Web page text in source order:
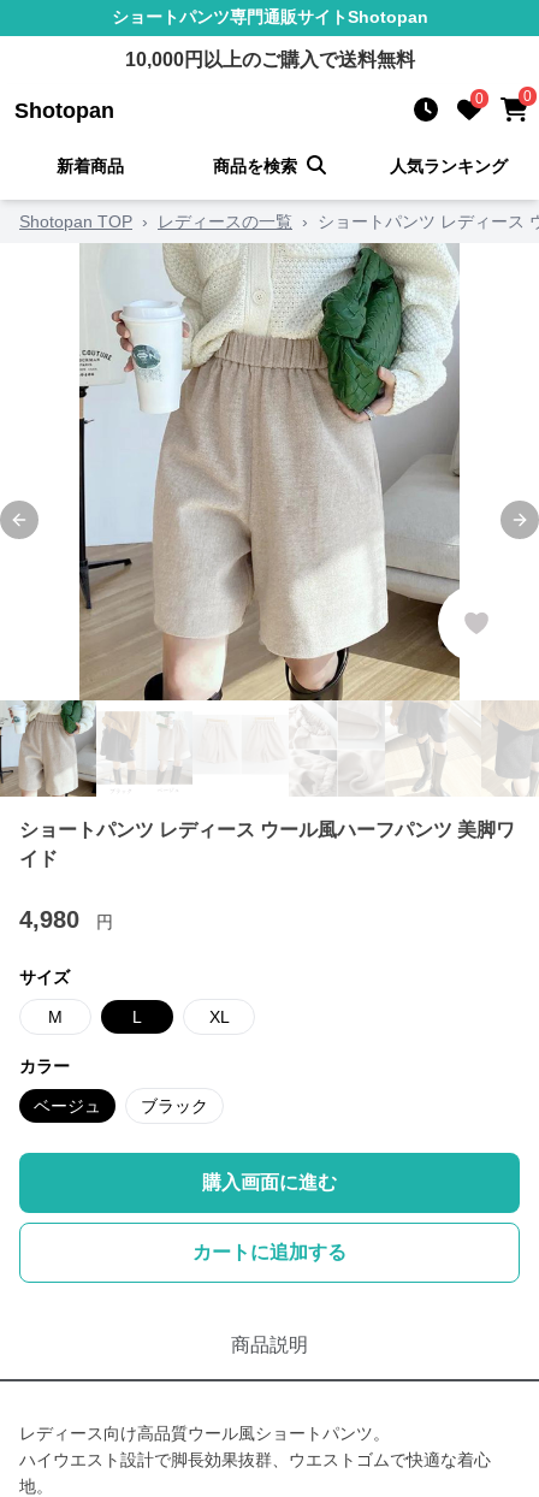
ショートパンツ専門通販サイトShotopan
10,000円以上のご購入で送料無料
Shotopan 0 0
新着商品 商品を検索 人気ランキング
Shotopan TOP › レディースの一覧 › ショートパンツ レディース
Previous slide
ショートパンツ レディース ウール風ハーフパンツ 美脚ワ
イド
4,980 円
サイズ
M L XL
カラー
ベージュ ブラック
購入画面に進む
カートに追加する
商品説明
レディース向け高品質ウール風ショートパンツ。
ハイウエスト設計で脚長効果抜群、ウエストゴムで快適な着心
地。